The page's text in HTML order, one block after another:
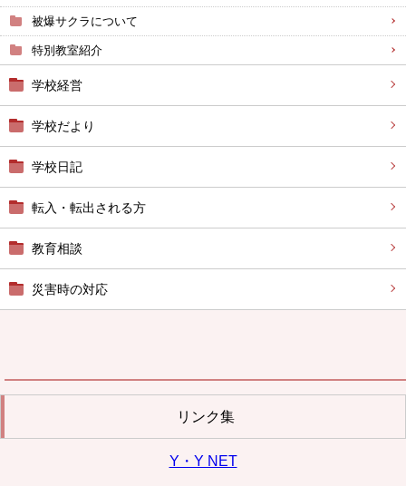
被爆サクラについて
特別教室紹介
学校経営
学校だより
学校日記
転入・転出される方
教育相談
災害時の対応
リンク集
Y・Y NET